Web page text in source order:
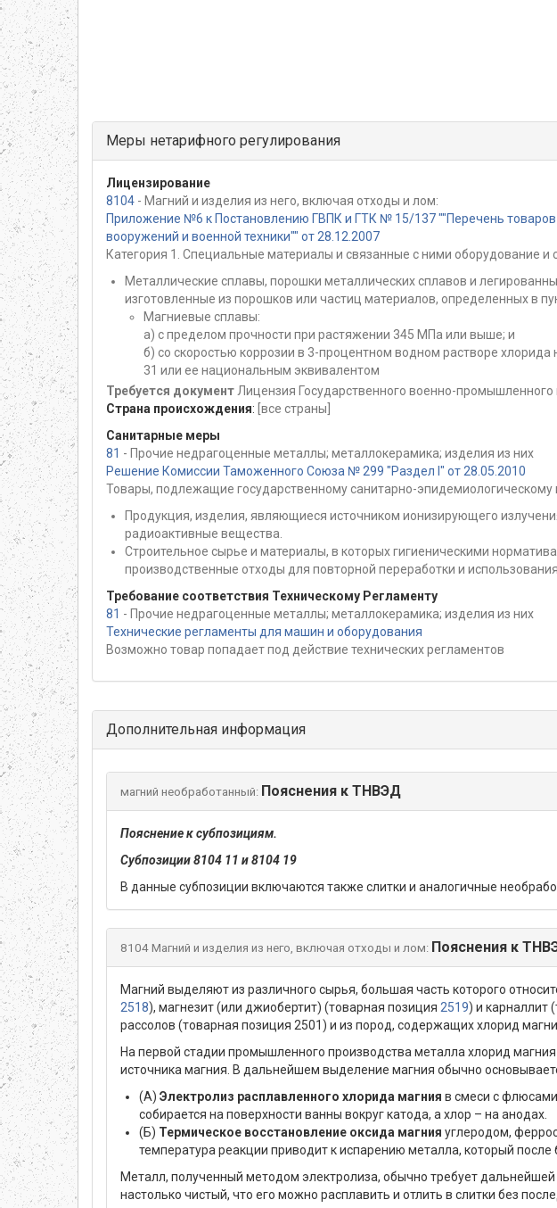
Меры нетарифного регулирования
Лицензирование
8104 - Магний и изделия из него, включая отходы и лом:
Приложение №6 к Постановлению ГВПК и ГТК № 15/137 ""Перечень
вооружений и военной техники"" от 28.12.2007
Категория 1. Специальные материалы и связанные с ними оборудование и
Металлические сплавы, порошки металлических сплавов и
изготовленные из порошков или частиц материалов, определенных в
Магниевые сплавы:
а) с пределом прочности при растяжении 345 МПа или выше; и
б) со скоростью коррозии в 3-процентном водном растворе
31 или ее национальным эквивалентом
Требуется документ Лицензия Государственного военно-промышленного
Страна происхождения: [все страны]
Санитарные меры
81 - Прочие недрагоценные металлы; металлокерамика; изделия из них
Решение Комиссии Таможенного Союза № 299 "Раздел I" от 28.05.2010
Товары, подлежащие государственному санитарно-эпидемиологическому
Продукция, изделия, являющиеся источником ионизирующего
радиоактивные вещества.
Строительное сырье и материалы, в которых гигиеническими
производственные отходы для повторной переработки и
Требование соответствия Техническому Регламенту
81 - Прочие недрагоценные металлы; металлокерамика; изделия из них
Технические регламенты для машин и оборудования
Возможно товар попадает под действие технических регламентов
Дополнительная информация
магний необработанный: Пояснения к ТНВЭД
Пояснение к субпозициям.
Субпозиции 8104 11 и 8104 19
В данные субпозиции включаются также слитки и аналогичные
8104 Магний и изделия из него, включая отходы и лом: Пояснения к
Магний выделяют из различного сырья, большая часть которого
2518), магнезит (или джиобертит) (товарная позиция 2519) и карналлит
рассолов (товарная позиция 2501) и из пород, содержащих хлорид
На первой стадии промышленного производства металла хлорид
источника магния. В дальнейшем выделение магния обычно
(А) Электролиз расплавленного хлорида магния в смеси с
собирается на поверхности ванны вокруг катода, а хлор – на анодах.
(Б) Термическое восстановление оксида магния углеродом,
температура реакции приводит к испарению металла, который
Металл, полученный методом электролиза, обычно требует
настолько чистый, что его можно расплавить и отлить в слитки без